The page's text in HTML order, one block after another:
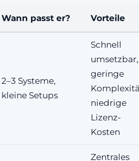
Wann passt er? Vorteile
2–3 Systeme,
kleine Setups
Schnell
umsetzbar,
geringe
niedrige
Lizenz-
Kosten
Zentrales